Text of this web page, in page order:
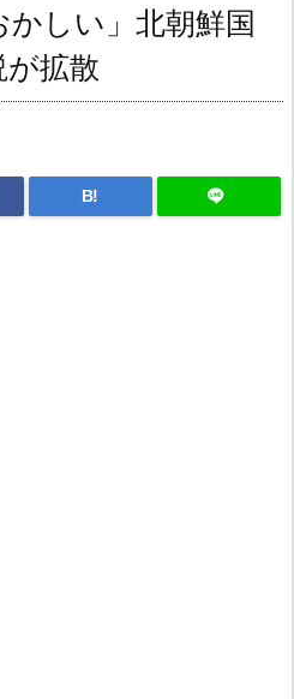
かしい」北朝鮮国
拡散
B!